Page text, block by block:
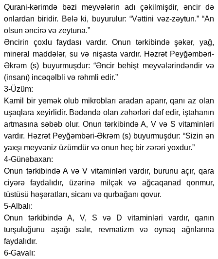
Qurani-kərimdə bəzi meyvələrin adı çəkilmişdir, əncir də
onlardan biridir. Belə ki, buyurulur: “Vəttini vəz-zəytun.” “An
olsun əncirə və zeytuna.”
Əncirin çoxlu faydası vardır. Onun tərkibində şəkər, yağ,
mineral maddələr, su və nişasta vardır. Həzrət Peyğəmbəri-
Əkrəm (s) buyurmuşdur: “Əncir behişt meyvələrindəndir və
(insanı) incəqəlbli və rəhmli edir.”
3-Üzüm:
Kamil bir yemək olub mikrobları aradan aparır, qanı az olan
uşaqlara xeyirlidir. Bədəndə olan zəhərləri dəf edir, iştahanın
artmasına səbəb olur. Onun tərkibində A, V və S vitaminləri
vardır. Həzrət Peyğəmbəri-Əkrəm (s) buyurmuşdur: “Sizin ən
yaxşı meyvəniz üzümdür və onun heç bir zərəri yoxdur.”
4-Günəbaxan:
Onun tərkibində A və V vitaminləri vardır, burunu açır, qara
ciyərə faydalıdır, üzərinə milçək və ağcaqanad qonmur,
tüstüsü həşəratları, sicanı və qurbağanı qovur.
5-Albalı:
Onun tərkibində A, V, S və D vitaminləri vardır, qanın
turşuluğunu aşağı salır, revmatizm və oynaq ağrılarına
faydalıdır.
6-Gavalı: